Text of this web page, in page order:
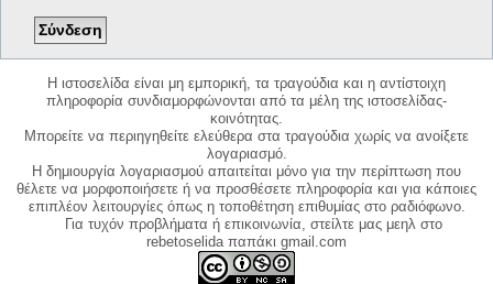
Η ιστοσελίδα είναι μη εμπορική, τα τραγούδια και η αντίστοιχη
πληροφορία συνδιαμορφώνονται από τα μέλη της ιστοσελίδας-
κοινότητας.
Μπορείτε να περιηγηθείτε ελεύθερα στα τραγούδια χωρίς να ανοίξετε
λογαριασμό.
Η δημιουργία λογαριασμού απαιτείται μόνο για την περίπτωση που
θέλετε να μορφοποιήσετε ή να προσθέσετε πληροφορία και για κάποιες
επιπλέον λειτουργίες όπως η τοποθέτηση επιθυμίας στο ραδιόφωνο.
Για τυχόν προβλήματα ή επικοινωνία, στείλτε μας μεηλ στο
rebetoselida παπάκι gmail.com